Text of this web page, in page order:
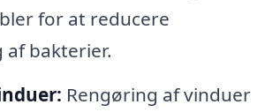
for at reducere
af bakterier.
Rengøring af vinduer